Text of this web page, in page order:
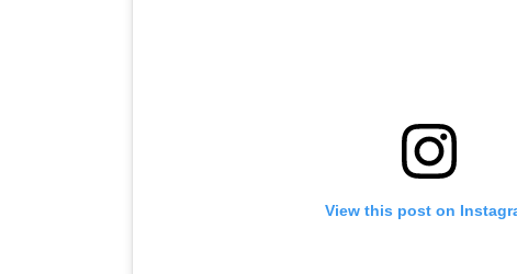
View this post on